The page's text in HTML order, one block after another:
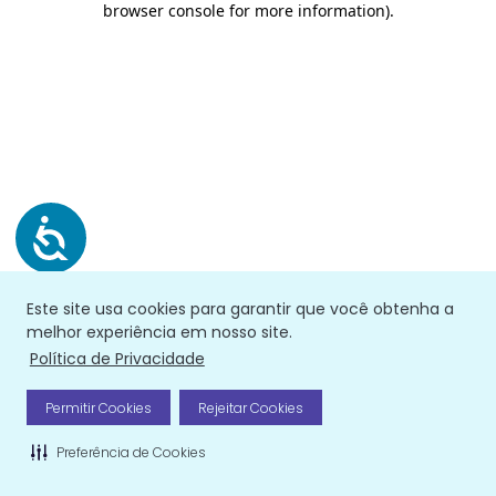
Este site usa cookies para garantir que você obtenha a
melhor experiência em nosso site.
Política de Privacidade
Permitir Cookies Rejeitar Cookies
Preferência de Cookies
browser console for more information).